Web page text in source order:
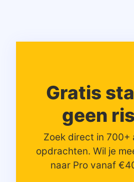
Gratis
geen
Zoek direct in 700+
opdrachten. Wil je
naar Pro vanaf